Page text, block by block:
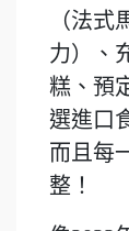
（法
力）、
糕、預
選進口
而且每
整！